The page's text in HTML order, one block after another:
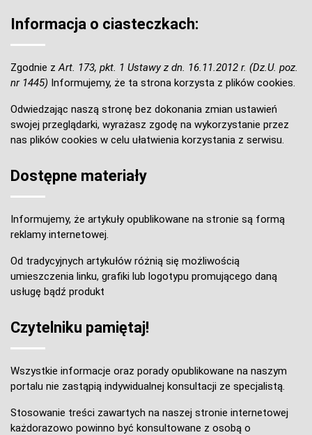
Informacja o ciasteczkach:
Zgodnie z Art. 173, pkt. 1 Ustawy z dn. 16.11.2012 r. (Dz.U. poz.
nr 1445) Informujemy, że ta strona korzysta z plików cookies.
Odwiedzając naszą stronę bez dokonania zmian ustawień
swojej przeglądarki, wyrażasz zgodę na wykorzystanie przez
nas plików cookies w celu ułatwienia korzystania z serwisu.
Dostępne materiały
Informujemy, że artykuły opublikowane na stronie są formą
reklamy internetowej.
Od tradycyjnych artykułów różnią się możliwością
umieszczenia linku, grafiki lub logotypu promującego daną
usługę bądź produkt
Czytelniku pamiętaj!
Wszystkie informacje oraz porady opublikowane na naszym
portalu nie zastąpią indywidualnej konsultacji ze specjalistą.
Stosowanie treści zawartych na naszej stronie internetowej
każdorazowo powinno być konsultowane z osobą o